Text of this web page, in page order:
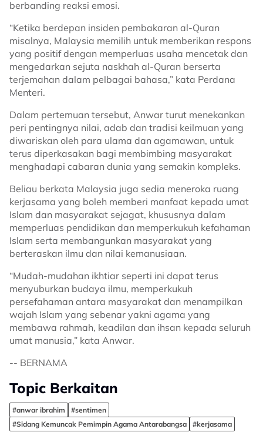
berbanding reaksi emosi.
“Ketika berdepan insiden pembakaran al-Quran
misalnya, Malaysia memilih untuk memberikan respons
yang positif dengan memperluas usaha mencetak dan
mengedarkan sejuta naskhah al-Quran berserta
terjemahan dalam pelbagai bahasa,” kata Perdana
Menteri.
Dalam pertemuan tersebut, Anwar turut menekankan
peri pentingnya nilai, adab dan tradisi keilmuan yang
diwariskan oleh para ulama dan agamawan, untuk
terus diperkasakan bagi membimbing masyarakat
menghadapi cabaran dunia yang semakin kompleks.
Beliau berkata Malaysia juga sedia meneroka ruang
kerjasama yang boleh memberi manfaat kepada umat
Islam dan masyarakat sejagat, khususnya dalam
memperluas pendidikan dan memperkukuh kefahaman
Islam serta membangunkan masyarakat yang
berteraskan ilmu dan nilai kemanusiaan.
“Mudah-mudahan ikhtiar seperti ini dapat terus
menyuburkan budaya ilmu, memperkukuh
persefahaman antara masyarakat dan menampilkan
wajah Islam yang sebenar yakni agama yang
membawa rahmah, keadilan dan ihsan kepada seluruh
umat manusia,” kata Anwar.
-- BERNAMA
Topic Berkaitan
#anwar ibrahim
#sentimen
#Sidang Kemuncak Pemimpin Agama Antarabangsa
#kerjasama